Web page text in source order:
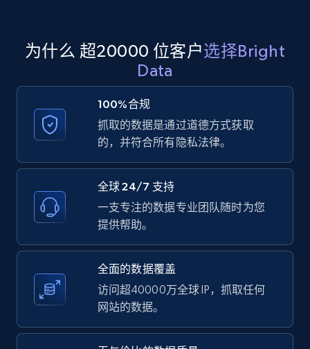
profile information by user name
X id, URL, ID, Profile name, Biography, Is verified,
Profile image link, External link, and more.
3.5K+ 225+ 注册使用
Instagram - Comments
URL, Comment user, Comment user url,
Comment date, Comment, Likes number, Replies
number, Replies, and more.
2.9K+
为什么 超20000 位客户选择Bright
Data
100%合规
抓取的数据是通过道德方式获取
的，并符合所有隐私法律。
全球 24/7 支持
一支专注的数据专业团队随时为您
提供帮助。
全面的数据覆盖
访问超40000万全球 IP，抓取任何
网站的数据。